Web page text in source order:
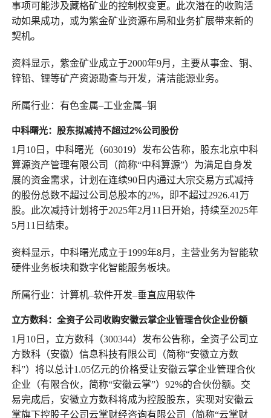
事项可能涉及藏格矿业的控制权变更。此次潜在的收购活
动如果成功，或为紫金矿业资源布局和业务扩展带来新的
契机。
资料显示，紫金矿业成立于2000年9月，主要从事金、铜、
锌铅、锂等矿产资源勘查与开发，清洁能源业务。
所属行业：有色金属–工业金属–铜
中科曙光： 股东拟减持不超过2%公司股份
1月10日，中科曙光（603019）发布公告称，股东北京中科
算源资产管理有限公司（简称“中科算源”）为满足自身发
展的资金需求，计划在连续90日内通过大宗交易方式减持
的股份总数不超过公司总股本的2%，即不超过2926.41万
股。此次减持计划将于2025年2月11日开始，持续至2025年
5月11日结束。
资料显示，中科曙光成立于1999年8月，主营业务为智能软
硬件业务板块和数字化智能服务板块。
所属行业：计算机–软件开发–垂直应用软件
立方数科：全资子公司收购安徽云掌企业管理合伙企业份额
1月10日，立方数科（300344）发布公告称，全资子公司立
方数科（安徽）信息科技有限公司（简称“安徽立方数
科”）将以总计1.05亿元的价格受让安徽云掌企业管理合伙
企业（有限合伙，简称“安徽云掌”）92%的合伙份额。交
易完成后，安徽立方数科将成为控股股东，实现对安徽云
掌旗下控股子公司云掌财经咨询有限公司（简称“云掌财